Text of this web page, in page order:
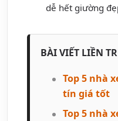
dễ hết giường
BÀI VIẾT LIỀN
Top 5 nhà
tín giá tốt
Top 5 nhà